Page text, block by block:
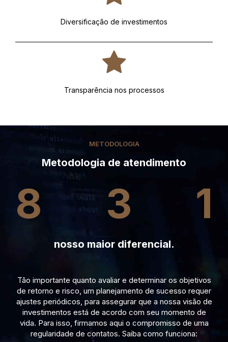
Diversificação de investimentos
Transparência nos processos
METODOLOGIA
Metodologia de atendimento
8 3 1
nosso maior diferencial.
Tão importante quanto avaliar e determinar os objetivos
de retorno e risco, um planejamento de sucesso requer
ajustes periódicos, para assegurar que a nossa visão de
investimentos está de acordo com seu momento de
vida. Para isso, firmamos aqui o compromisso de uma
regularidade de contatos. Saiba como funciona: